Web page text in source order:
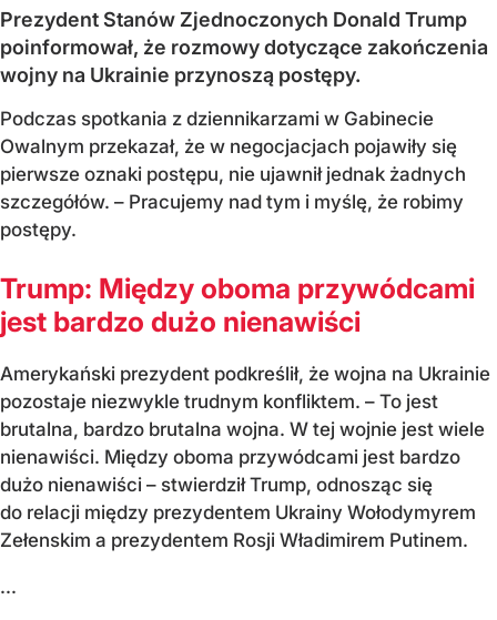
Prezydent Stanów Zjednoczonych Donald Trump
poinformował, że rozmowy dotyczące zakończenia
wojny na Ukrainie przynoszą postępy.
Podczas spotkania z dziennikarzami w Gabinecie
Owalnym przekazał, że w negocjacjach pojawiły się
pierwsze oznaki postępu, nie ujawnił jednak żadnych
szczegółów. – Pracujemy nad tym i myślę, że robimy
postępy.
Trump: Między oboma przywódcami
jest bardzo dużo nienawiści
Amerykański prezydent podkreślił, że wojna na Ukrainie
pozostaje niezwykle trudnym konfliktem. – To jest
brutalna, bardzo brutalna wojna. W tej wojnie jest wiele
nienawiści. Między oboma przywódcami jest bardzo
dużo nienawiści – stwierdził Trump, odnosząc się
do relacji między prezydentem Ukrainy Wołodymyrem
Zełenskim a prezydentem Rosji Władimirem Putinem.
...